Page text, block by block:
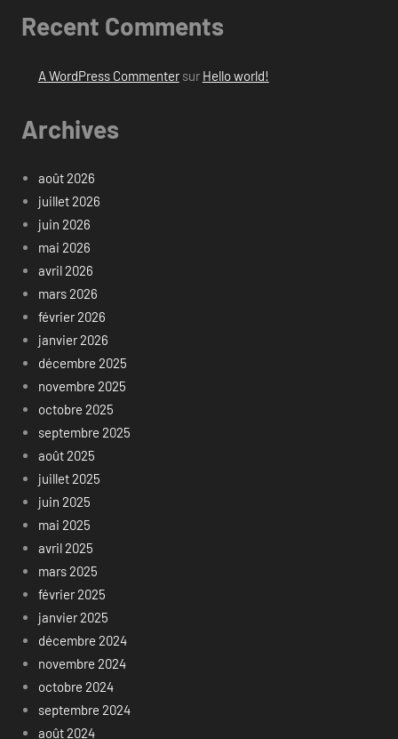
Recent Comments
A WordPress Commentersur Hello world!
Archives
août 2026
juillet 2026
juin 2026
mai 2026
avril 2026
mars 2026
février 2026
janvier 2026
décembre 2025
novembre 2025
octobre 2025
septembre 2025
août 2025
juillet 2025
juin 2025
mai 2025
avril 2025
mars 2025
février 2025
janvier 2025
décembre 2024
novembre 2024
octobre 2024
septembre 2024
août 2024